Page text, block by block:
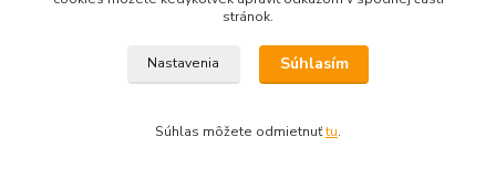
5,63 EUR
Pridať do košíka
stránok.
Nastavenia Súhlasím
Súhlas môžete odmietnuťtu.